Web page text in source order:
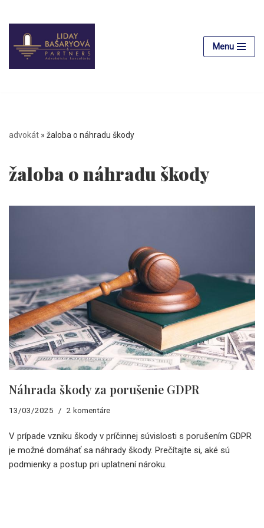
Preskočiť
na
obsah
Menu
advokát » žaloba o náhradu škody
žaloba o náhradu škody
Náhrada škody za porušenie GDPR
13/03/2025 2 komentáre
V prípade vzniku škody v príčinnej súvislosti s porušením GDPR
je možné domáhať sa náhrady škody. Prečítajte si, aké sú
podmienky a postup pri uplatnení nároku.